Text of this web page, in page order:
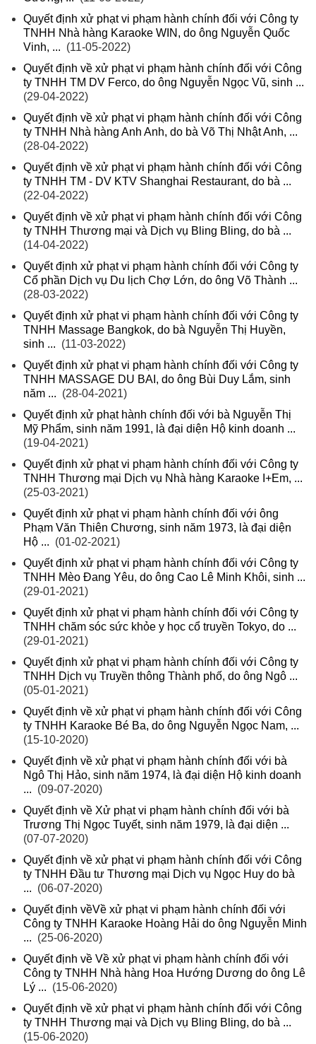
Quyết định xử phạt vi phạm hành chính đối với Công ty
TNHH Nhà hàng Karaoke WIN, do ông Nguyễn Quốc
Vinh, ... (11-05-2022)
Quyết định về xử phạt vi phạm hành chính đối với Công
ty TNHH TM DV Ferco, do ông Nguyễn Ngọc Vũ, sinh ...
(29-04-2022)
Quyết định về xử phạt vi phạm hành chính đối với Công
ty TNHH Nhà hàng Anh Anh, do bà Võ Thị Nhật Anh, ...
(28-04-2022)
Quyết định về xử phạt vi phạm hành chính đối với Công
ty TNHH TM - DV KTV Shanghai Restaurant, do bà ...
(22-04-2022)
Quyết định về xử phạt vi phạm hành chính đối với Công
ty TNHH Thương mại và Dịch vụ Bling Bling, do bà ...
(14-04-2022)
Quyết định xử phạt vi phạm hành chính đối với Công ty
Cổ phần Dịch vụ Du lịch Chợ Lớn, do ông Võ Thành ...
(28-03-2022)
Quyết định xử phạt vi phạm hành chính đối với Công ty
TNHH Massage Bangkok, do bà Nguyễn Thị Huyền,
sinh ... (11-03-2022)
Quyết định xử phạt vi phạm hành chính đối với Công ty
TNHH MASSAGE DU BAI, do ông Bùi Duy Lắm, sinh
năm ... (28-04-2021)
Quyết định xử phạt hành chính đối với bà Nguyễn Thị
Mỹ Phẩm, sinh năm 1991, là đại diện Hộ kinh doanh ...
(19-04-2021)
Quyết định xử phạt vi phạm hành chính đối với Công ty
TNHH Thương mại Dịch vụ Nhà hàng Karaoke I+Em, ...
(25-03-2021)
Quyết định xử phạt vi phạm hành chính đối với ông
Phạm Văn Thiên Chương, sinh năm 1973, là đại diện
Hộ ... (01-02-2021)
Quyết định xử phạt vi phạm hành chính đối với Công ty
TNHH Mèo Đang Yêu, do ông Cao Lê Minh Khôi, sinh ...
(29-01-2021)
Quyết định xử phạt vi phạm hành chính đối với Công ty
TNHH chăm sóc sức khỏe y học cổ truyền Tokyo, do ...
(29-01-2021)
Quyết định xử phạt vi phạm hành chính đối với Công ty
TNHH Dịch vụ Truyền thông Thành phố, do ông Ngô ...
(05-01-2021)
Quyết định về xử phạt vi phạm hành chính đối với Công
ty TNHH Karaoke Bé Ba, do ông Nguyễn Ngọc Nam, ...
(15-10-2020)
Quyết định về xử phạt vi phạm hành chính đối với bà
Ngô Thị Hảo, sinh năm 1974, là đại diện Hộ kinh doanh
... (09-07-2020)
Quyết định về Xử phạt vi phạm hành chính đối với bà
Trương Thị Ngọc Tuyết, sinh năm 1979, là đại diện ...
(07-07-2020)
Quyết định về xử phạt vi phạm hành chính đối với Công
ty TNHH Đầu tư Thương mại Dịch vụ Ngọc Huy do bà
... (06-07-2020)
Quyết định vềVề xử phạt vi phạm hành chính đối với
Công ty TNHH Karaoke Hoàng Hải do ông Nguyễn Minh
... (25-06-2020)
Quyết định về Về xử phạt vi phạm hành chính đối với
Công ty TNHH Nhà hàng Hoa Hướng Dương do ông Lê
Lý ... (15-06-2020)
Quyết định về xử phạt vi phạm hành chính đối với Công
ty TNHH Thương mại và Dịch vụ Bling Bling, do bà ...
(15-06-2020)